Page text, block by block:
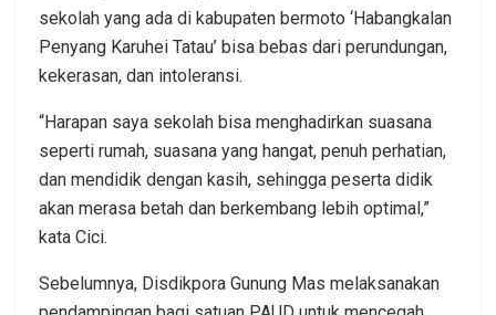
sekolah yang ada di kabupaten bermoto ‘Habangkalan
Penyang Karuhei Tatau’ bisa bebas dari perundungan,
kekerasan, dan intoleransi.
“Harapan saya sekolah bisa menghadirkan suasana
seperti rumah, suasana yang hangat, penuh perhatian,
dan mendidik dengan kasih, sehingga peserta didik
akan merasa betah dan berkembang lebih optimal,”
kata Cici.
Sebelumnya, Disdikpora Gunung Mas melaksanakan